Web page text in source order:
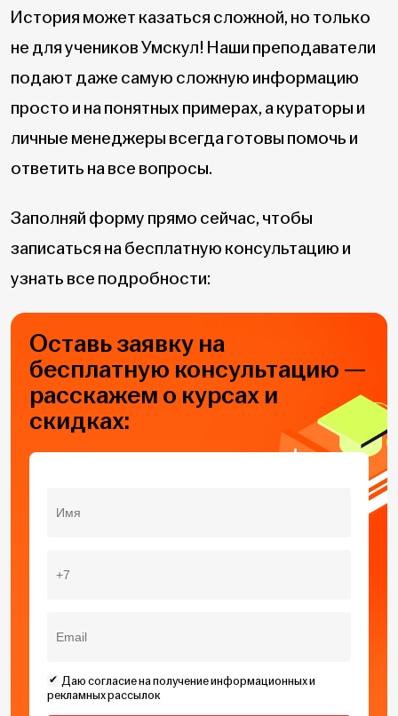
История может казаться сложной, но только
не для учеников Умскул! Наши преподаватели
подают даже самую сложную информацию
просто и на понятных примерах, а кураторы и
личные менеджеры всегда готовы помочь и
ответить на все вопросы.
Заполняй форму прямо сейчас, чтобы
записаться на бесплатную консультацию и
узнать все подробности:
Оставь заявку на
бесплатную консультацию —
расскажем о курсах и
скидках:
Даю согласие на получение информационных и
рекламных рассылок